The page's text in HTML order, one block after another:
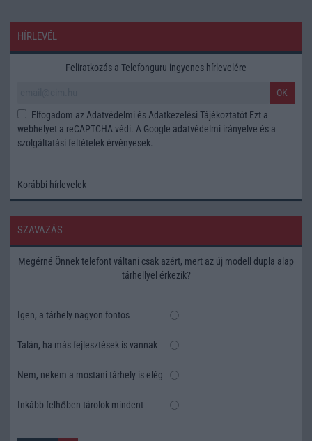
HÍRLEVÉL
Feliratkozás a Telefonguru ingyenes hírlevelére
OK
Elfogadom az Adatvédelmi és Adatkezelési Tájékoztatót Ezt a
webhelyet a reCAPTCHA védi. A Google adatvédelmi irányelve és a
szolgáltatási feltételek érvényesek.
Korábbi hírlevelek
SZAVAZÁS
Megérné Önnek telefont váltani csak azért, mert az új modell dupla alap
tárhellyel érkezik?
Igen, a tárhely nagyon fontos
Talán, ha más fejlesztések is vannak
Nem, nekem a mostani tárhely is elég
Inkább felhőben tárolok mindent